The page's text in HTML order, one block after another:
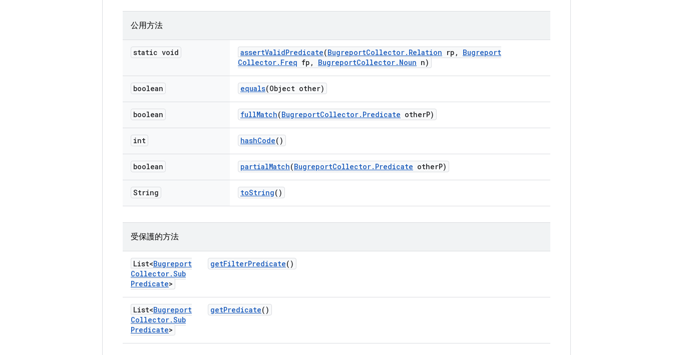
公用方法
static void assertValidPredicate(BugreportCollector. Relation rp ,
Bugreport
Collector. Freq fp , BugreportCollector. Noun n)
boolean equals(Object other)
boolean fullMatch(BugreportCollector. Predicate otherP)
int hashCode()
boolean partialMatch(BugreportCollector. Predicate otherP)
String toString()
受保護的方法
List<Bugreport
Collector.Sub
Predicate>
getFilterPredicate()
List<Bugreport
Collector.Sub
Predicate>
getPredicate()